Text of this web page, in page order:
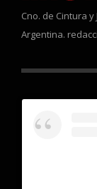
Cno. de Cintura y
Argentina.